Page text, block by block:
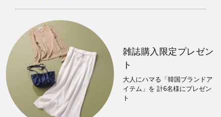
雑誌購入限定プレゼン
ト
大人にハマる「韓国ブランドア
イテム」を 計6名様にプレゼン
ト